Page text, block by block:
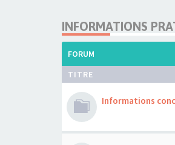
INFORMATIONS
FORUM
TITRE
Informations